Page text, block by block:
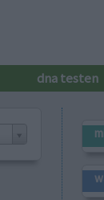
dna testen